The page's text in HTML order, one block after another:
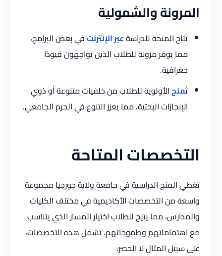
المرونة والشمولية
تُتاح المنحة للدراسةعبر الإنترنتفي بعض البرامج،
مما يوفر مرونة للطلاب الذين يواجهون قيودًا
جغرافية.
تُمنحالأولوية للطلاب من خلفيات متنوعة أو ذوي
الإنجازات البحثية، مما يعزز التنوع في الحرم الجامعي.
التخصصات المتاحة
تغطي المنح الدراسية في جامعة ولاية جورجيا مجموعة
واسعة من التخصصات الأكاديمية في مختلف الكليات
والمدارس، مما يتيح للطلاب اختيار المسار الذي يتناسب
مع اهتماماتهم وطموحاتهم. تشمل هذه التخصصات،
على سبيل المثال لا الحصر: